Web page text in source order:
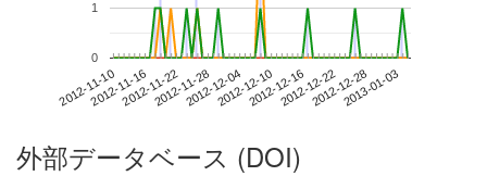
2012-11-102012-11-162012-11-222012-11-282012-12-042012-12-102012-12-162012-12-222012-12-282013-01-03
0
1
外部データベース (DOI)